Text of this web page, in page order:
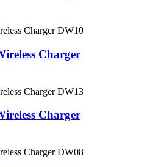
Charger
Charger